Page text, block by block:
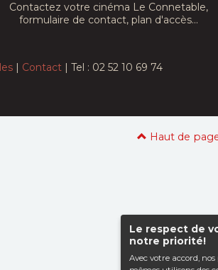
Le respect de
notre priorité!
Avec votre accord,
Contactez votre cinéma Le Connetable,
formulaire de contact, plan d'accès...
| Contact | Tel : 02 52 10 69 74
Haut de